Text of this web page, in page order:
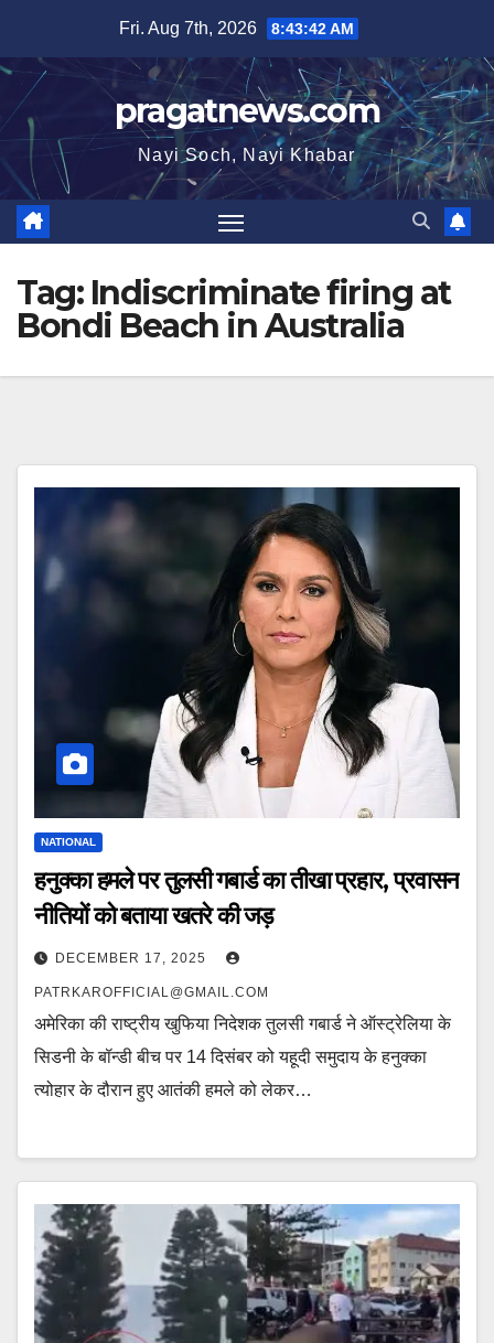
content
Fri. Aug 7th, 2026 8:43:42 AM
pragatnews.com
Nayi Soch, Nayi Khabar
Tag: Indiscriminate firing at
Bondi Beach in Australia
NATIONAL
हनुक्का हमले पर तुलसी गबार्ड का तीखा प्रहार, प्रवासन
नीतियों को बताया खतरे की जड़
DECEMBER 17, 2025
PATRKAROFFICIAL@GMAIL.COM
अमेरिका की राष्ट्रीय खुफिया निदेशक तुलसी गबार्ड ने ऑस्ट्रेलिया के
सिडनी के बॉन्डी बीच पर 14 दिसंबर को यहूदी समुदाय के हनुक्का
त्योहार के दौरान हुए आतंकी हमले को लेकर…